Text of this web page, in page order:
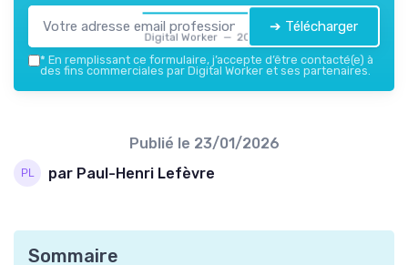
Digital Worker — 2026
➔ Télécharger
* En remplissant ce formulaire, j’accepte d’être contacté(e) à
des fins commerciales par Digital Worker et ses partenaires.
Publié le 23/01/2026
par Paul-Henri Lefèvre
Sommaire